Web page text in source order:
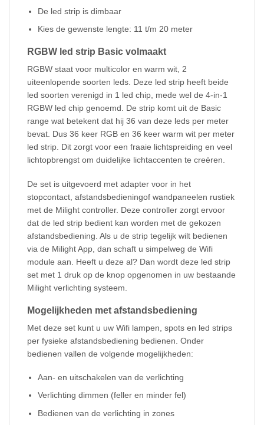
De led strip is dimbaar
Kies de gewenste lengte: 11 t/m 20 meter
RGBW led strip Basic volmaakt
RGBW staat voor multicolor en warm wit, 2
uiteenlopende soorten leds. Deze led strip heeft beide
led soorten verenigd in 1 led chip, mede wel de 4-in-1
RGBW led chip genoemd. De strip komt uit de Basic
range wat betekent dat hij 36 van deze leds per meter
bevat. Dus 36 keer RGB en 36 keer warm wit per meter
led strip. Dit zorgt voor een fraaie lichtspreiding en veel
lichtopbrengst om duidelijke lichtaccenten te creëren.
De set is uitgevoerd met adapter voor in het
stopcontact, afstandsbedieningof wandpaneelen rustiek
met de Milight controller. Deze controller zorgt ervoor
dat de led strip bedient kan worden met de gekozen
afstandsbediening. Als u de strip tegelijk wilt bedienen
via de Milight App, dan schaft u simpelweg de Wifi
module aan. Heeft u deze al? Dan wordt deze led strip
set met 1 druk op de knop opgenomen in uw bestaande
Milight verlichting systeem.
Mogelijkheden met afstandsbediening
Met deze set kunt u uw Wifi lampen, spots en led strips
per fysieke afstandsbediening bedienen. Onder
bedienen vallen de volgende mogelijkheden:
Aan- en uitschakelen van de verlichting
Verlichting dimmen (feller en minder fel)
Bedienen van de verlichting in zones